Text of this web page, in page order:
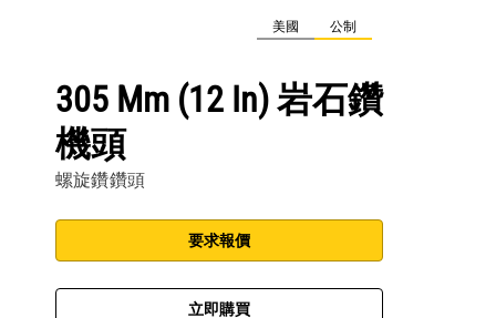
美國 公制
305 Mm (12 In) 岩石鑽
機頭
螺旋鑽鑽頭
要求報價
立即購買